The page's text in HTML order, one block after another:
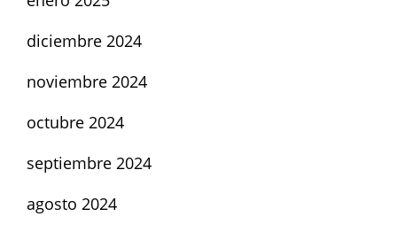
diciembre 2024
noviembre 2024
octubre 2024
septiembre 2024
agosto 2024